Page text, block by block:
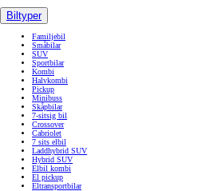
Biltyper
Familjebil
Småbilar
SUV
Sportbilar
Kombi
Halvkombi
Pickup
Minibuss
Skåpbilar
7-sitsig bil
Crossover
Cabriolet
7 sits elbil
Laddhybrid SUV
Hybrid SUV
Elbil kombi
El pickup
Eltransportbilar